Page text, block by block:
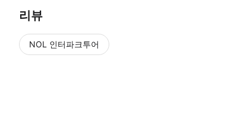
리뷰
NOL 인터파크투어